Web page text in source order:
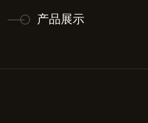
产品展示